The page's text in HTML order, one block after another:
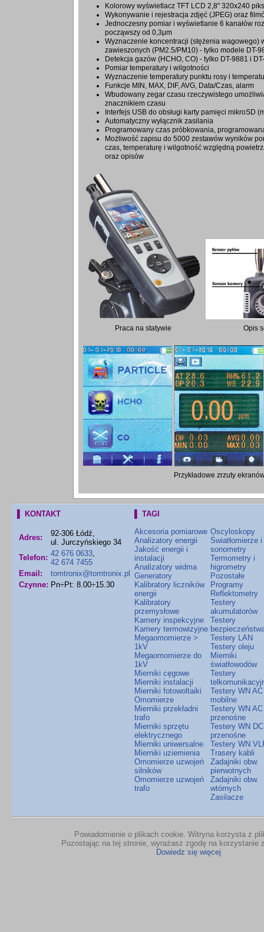
Kolorowy wyświetlacz TFT LCD 2,8" 320x240
Wykonywanie i rejestracja zdjęć (JPEG) oraz
Jednoczesny pomiar i wyświetlanie 6 kanałów
począwszy od 0,3μm
Wyznaczenie koncentracji (stężenia wagowego)
zawieszonych (PM2.5/PM10) - tylko modele DT-
Detekcja gazów (HCHO, CO) - tylko DT-9881 i
Pomiar temperatury i wilgotności
Wyznaczenie temperatury punktu rosy i
Funkcje MIN, MAX, DIF, AVG, Data/Czas, alarm
Wbudowany zegar czasu rzeczywistego
znacznikiem czasu
Interfejs USB do obsługi karty pamięci mikroSD
Automatyczny wyłącznik zasilania
Programowany czas próbkowania,
Możliwość zapisu do 5000 zestawów wyników
czas, temperaturę i wilgotność względną
oraz opisów
Praca na statywie Opis
Przykładowe zrzuty
▌ KONTAKT
Adres:
92-306 Łódź,
ul. Jurczyńskiego 34
Telefon: 42 676 0633,
42 674 7455
Email:
tomtronix@tomtronix.pl
Czynne: Pn÷Pt: 8.00÷15.30
▌ TAGI
Akcesoria pomiarowe
Analizatory energii
Jakość energii i
instalacji
Analizatory widma
Generatory
Kalibratory liczników
energii
Kalibratory
przemysłowe
Kamery inspekcyjne
Kamery termowizyjne
Megaomomierze >
1kV
Megaomomierze do
1kV
Mierniki cęgowe
Mierniki instalacji
Mierniki fotowoltaiki
Omomierze
Mierniki przekładni
trafo
Mierniki sprzętu
elektrycznego
Mierniki uniwersalne
Mierniki uziemienia
Omomierze uzwojeń
silników
Omomierze uzwojeń
trafo
Oscyloskopy
Światłomierze i
sonometry
Termometry i
higrometry
Pozostałe
Programy
Reflektometry
Testery
akumulatorów
Testery
Testery LAN
Testery oleju
Mierniki
światłowodów
Testery
Testery WN AC
mobilne
Testery WN AC
przenośne
Testery WN DC
przenośne
Testery WN
Trasery kabli
Zadajniki obw.
pierwotnych
Zadajniki obw.
wtórnych
Zasilacze
Powiadomienie o plikach cookie. Witryna korzysta z
Pozostając na tej stronie, wyrażasz zgodę na korzystanie
Dowiedz się więcej